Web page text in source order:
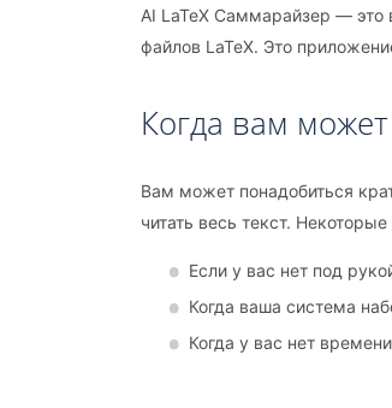
AI LaTeX Саммарайзер — это
файлов LaTeX. Это
Когда вам
Вам может понадобиться
читать весь текст.
Если у вас нет под
Когда ваша система
Когда у вас нет